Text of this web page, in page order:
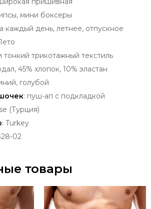
мини боксеры
каждый день, летнее, отпускное
тонкий трикотажный текстиль
45% хлопок, 10% эластан
голубой
: пуш-ап с подкладкой
(Турция)
: Turkey
02
товары